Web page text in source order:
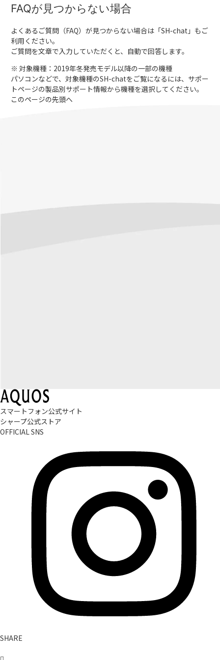
FAQが見つからない場合
よくあるご質問（FAQ）が見つからない場合は「SH-chat 」もご
利用ください。
ご質問を文章で入力していただくと、自動で回答します。
※ 対象機種：2019年冬発売モデル以降の一部の機種
パソコンなどで、対象機種のSH-chatをご覧になるには、サポー
トページの製品別サポート情報から機種を選択してください。
このページの先頭へ
スマートフォン公式サイト
シャープ公式ストア
OFFICIAL SNS
SHARE